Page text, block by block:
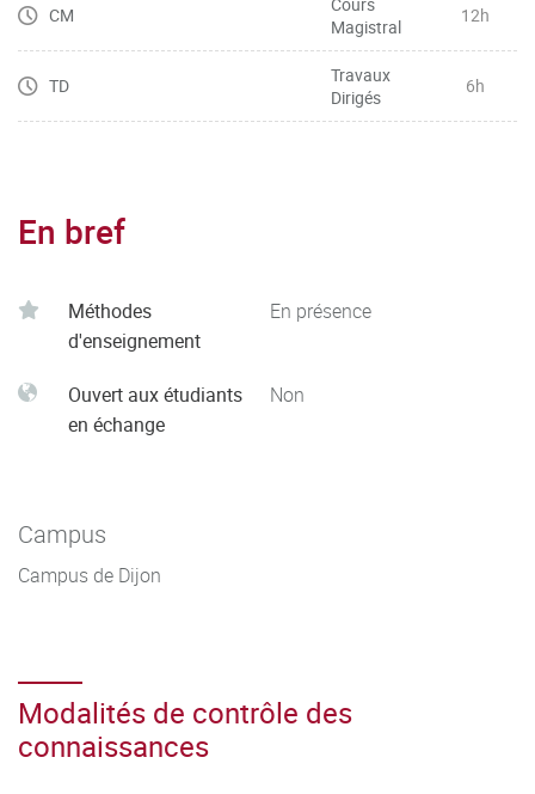
CM
Magistral
12h
TD
Travaux
Dirigés
6h
En bref
Méthodes
d'enseignement
En présence
Ouvert aux étudiants
en échange
Non
Campus
Campus de Dijon
Modalités de contrôle des
connaissances